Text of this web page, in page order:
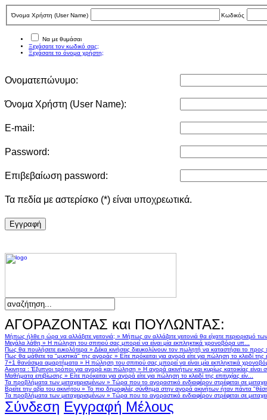
Όνομα Χρήστη (User Νame) Κωδικός
Να με θυμάσαι
Ξεχάσατε τον κωδικό σας;
Ξεχάσατε το όνομα χρήστη;
Ονοματεπώνυμο:
Όνομα Χρήστη (User Νame):
E-mail:
Password:
Επιβεβαίωση password:
Τα πεδία με αστερίσκο (*) είναι υποχρεωτικά.
Eγγραφή
ΑΓΟΡΑΖΟΝΤΑΣ και ΠΟΥΛΩΝΤΑΣ:
Μήπως ήλθε η ώρα να αλλάξετε γειτονιά; » Μήπως αν αλλάζατε γειτονιά θα είχατε περιορισμό
Μεγάλα λάθη » Η πώληση του σπιτιού σας μπορεί να είναι μία εκπληκτικά χρονοβόρα υπ...
Πως θα πουλήσετε ευκολότερα » Δέκα κινήσεις διευκολύνουν τον πωλητή να καταστήσει το
Πως θα μάθετε τα "μυστικά" της αγοράς » Είτε πρόκειται για αγορά είτε για πώληση το κλειδί της
7+1 θανάσιμα αμαρτήματα » Η πώληση του σπιτιού σας μπορεί να είναι μία εκπληκτικά
Ακινητα : Έξυπνοι τρόποι για αγορά και πώληση » Η αγορά ακινήτων και κυρίως κατοικίας
Μαθήματα επιβίωσης » Είτε πρόκειται για αγορά είτε για πώληση το κλειδί της επιτυχίας είν...
Τα προβλήματα των μεταχειρισμένων » Τώρα που το αγοραστικό ενδιαφέρον στρέφεται σε
Βρείτε την αξία του ακινήτου » Το πιο δημοφιλές σύνθημα στην αγορά ακινήτων ήταν πάντα
Τα προβλήματα των μεταχειρισμένων » Τώρα που το αγοραστικό ενδιαφέρον στρέφεται σε
Σύνδεση Εγγραφή Μέλους